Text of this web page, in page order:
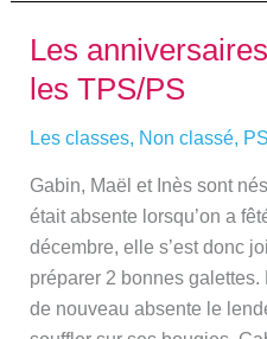
Les
les TPS/PS
Les classes, Non classé, PS
Gabin, Maël et Inès sont
était absente lorsqu’on a
décembre, elle s’est donc
préparer 2 bonnes
de nouveau absente le
Les
anniversaires
de
Janvier
les
TPS/PS